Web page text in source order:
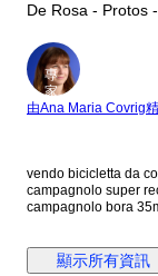
De Rosa - Protos
專
家
由Ana Maria Covrig
vendo bicicletta da
campagnolo super
campagnolo bora
顯示所有資訊